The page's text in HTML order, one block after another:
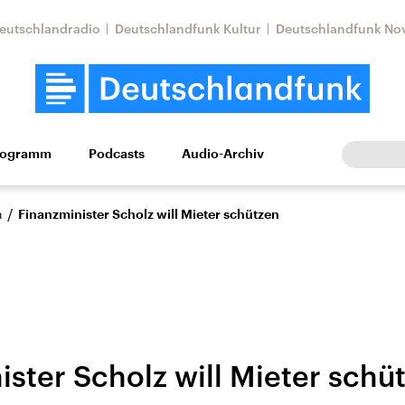
Deutschlandfunk Kultur Deutschlandfunk
Wissen Kultur Europa
Nahostkonflikt
Iran
Podcasts Audio-Archiv
/ Finanzminister Scholz will Mieter schützen
Scholz will Mieter